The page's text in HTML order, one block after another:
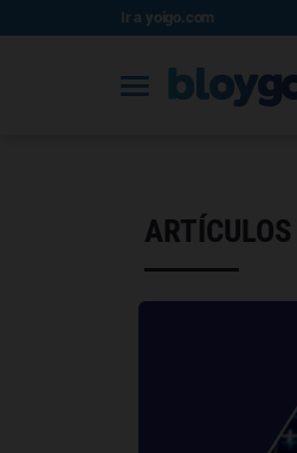
Ir a yoigo.com